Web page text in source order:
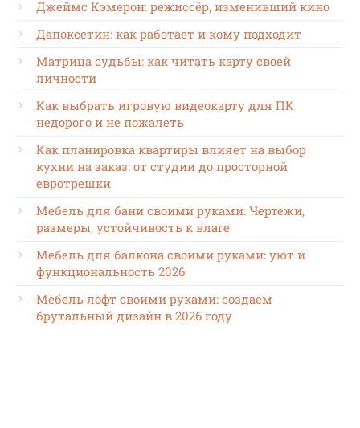
Джеймс Кэмерон: режиссёр, изменивший кино
Дапоксетин: как работает и кому подходит
Матрица судьбы: как читать карту своей
личности
Как выбрать игровую видеокарту для ПК
недорого и не пожалеть
Как планировка квартиры влияет на выбор
кухни на заказ: от студии до просторной
евротрешки
Мебель для бани своими руками: Чертежи,
размеры, устойчивость к влаге
Мебель для балкона своими руками: уют и
функциональность 2026
Мебель лофт своими руками: создаем
брутальный дизайн в 2026 году